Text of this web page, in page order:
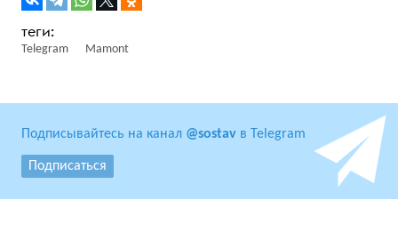
Telegram Mamont
Подписывайтесь на канал @sostav в Telegram
Подписаться